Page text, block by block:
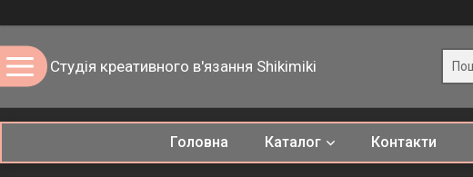
Студія креативного в'язання Shikimiki
Головна Каталог Контакти